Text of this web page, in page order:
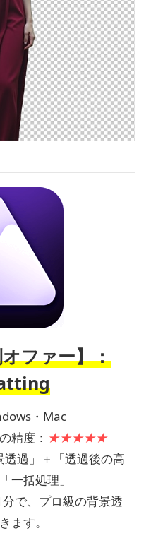
ファー】：
・Mac
精度： ★★★★★
過」＋「透過後の高
一括処理」
で、プロ級の背景透
ます。